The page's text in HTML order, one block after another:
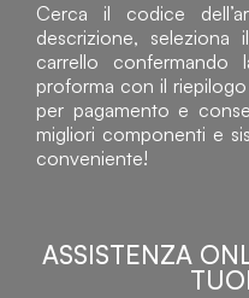
Cerca il codice
descrizione,
carrello confermando
proforma con il
per pagamento e
migliori componenti e
conveniente!
ASSISTENZA